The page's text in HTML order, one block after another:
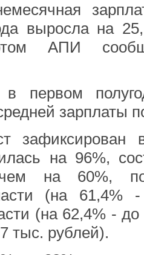
выросла на
АПИ
первом
зарплаты
зафиксирован
на 96%,
на 60%,
(на 61,4%
(на 62,4% -
тыс. рублей).